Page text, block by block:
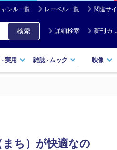
ンル一覧 レーベル一覧 関連サイ
検索 詳細検索 新刊カ
・実用 雑誌・ ムック 映像
ち）が快適なの